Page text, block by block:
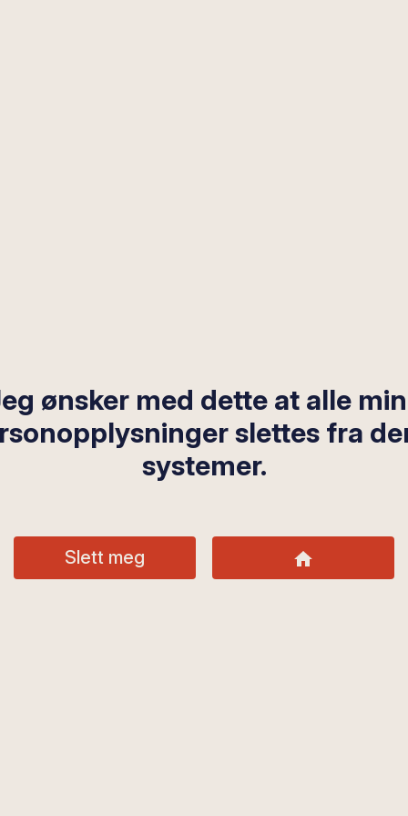
ønsker med dette at alle
slettes fra
systemer.
Slett meg